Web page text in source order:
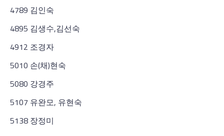
4789 김인숙
4895 김생수,김선숙
4912 조경자
5010 손(채)현숙
5080 강경주
5107 유완모, 유현숙
5138 장정미